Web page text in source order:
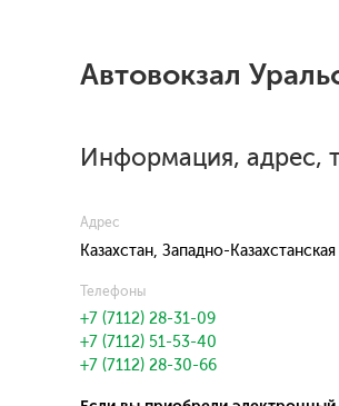
Автовокзал
Информация, адрес,
Адрес
Казахстан, Западно-
Телефоны
+7 (7112) 28-31-09
+7 (7112) 51-53-40
+7 (7112) 28-30-66